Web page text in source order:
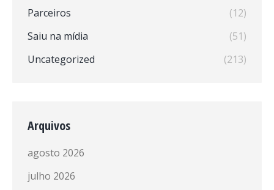
Parceiros
(12)
Saiu na mídia
(51)
Uncategorized
(213)
Arquivos
agosto 2026
julho 2026